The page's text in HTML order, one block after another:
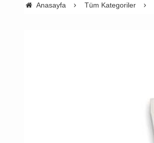
Anasayfa Tüm Kategoriler